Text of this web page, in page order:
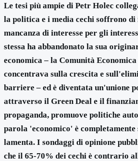
Le tesi più ampie di Petr Holec
la politica e i media cechi soffrono di
mancanza di interesse per gli
stessa ha abbandonato la sua
economica – la Comunità
concentrava sulla crescita e
barriere – ed è diventata un'unione
attraverso il Green Deal e il
propaganda, promuove politiche
parola 'economico' è
lamenta. I sondaggi di opinione
che il 65-70% dei cechi è contrario